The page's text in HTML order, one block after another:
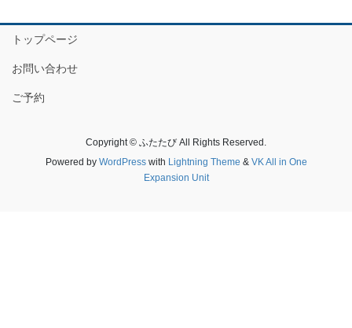
トップページ
お問い合わせ
ご予約
Copyright © ふたたび All Rights Reserved.
Powered by WordPresswith Lightning Theme & VK All in One
Expansion Unit